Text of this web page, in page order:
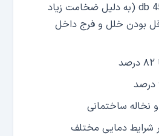
۵- عایق صوتی برابر db 45 (به دلیل ضخامت زیاد
بودن خلل و فرج داخل